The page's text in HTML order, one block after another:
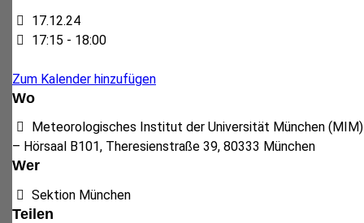
17.12.24
17:15 - 18:00
Zum Kalender hinzufügen
Wo
Meteorologisches Institut der Universität München (MIM)
– Hörsaal B101, Theresienstraße 39, 80333 München
Wer
Sektion München
Teilen